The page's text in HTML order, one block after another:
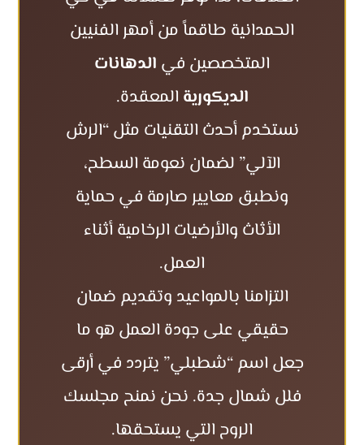
الحمدانية طاقماً من أمهر الفنيين
المتخصصين في الدهانات
الديكورية المعقدة.
نستخدم أحدث التقنيات مثل “الرش
الآلي” لضمان نعومة السطح،
ونطبق معايير صارمة في حماية
الأثاث والأرضيات الرخامية أثناء
العمل.
التزامنا بالمواعيد وتقديم ضمان
حقيقي على جودة العمل هو ما
جعل اسم “شطبلي” يتردد في أرقى
فلل شمال جدة. نحن نمنح مجلسك
الروح التي يستحقها.